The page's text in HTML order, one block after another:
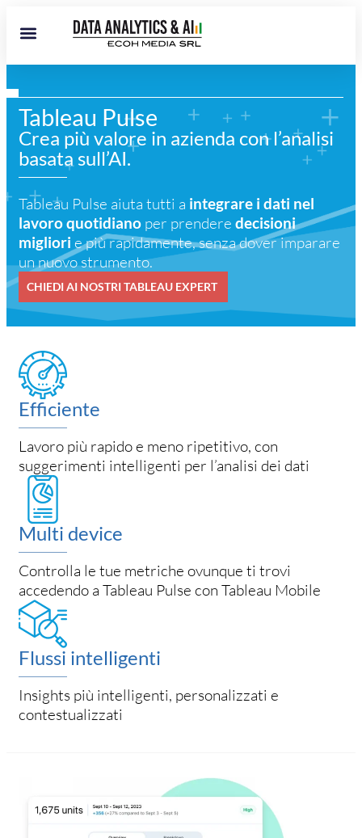
Tableau Pulse
Crea più valore in azienda con l’analisi
basata sull’AI.
Tableau Pulse aiuta tutti a integrare i dati nel
lavoro quotidiano per prendere decisioni
migliori e più rapidamente, senza dover imparare
un nuovo strumento.
CHIEDI AI NOSTRI TABLEAU EXPERT
Efficiente
Lavoro più rapido e meno ripetitivo, con
suggerimenti intelligenti per l’analisi dei dati
Multi device
Controlla le tue metriche ovunque ti trovi
accedendo a Tableau Pulse con Tableau Mobile
Flussi intelligenti
Insights più intelligenti, personalizzati e
contestualizzati